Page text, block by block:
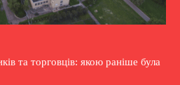
та торговців: якою раніше була